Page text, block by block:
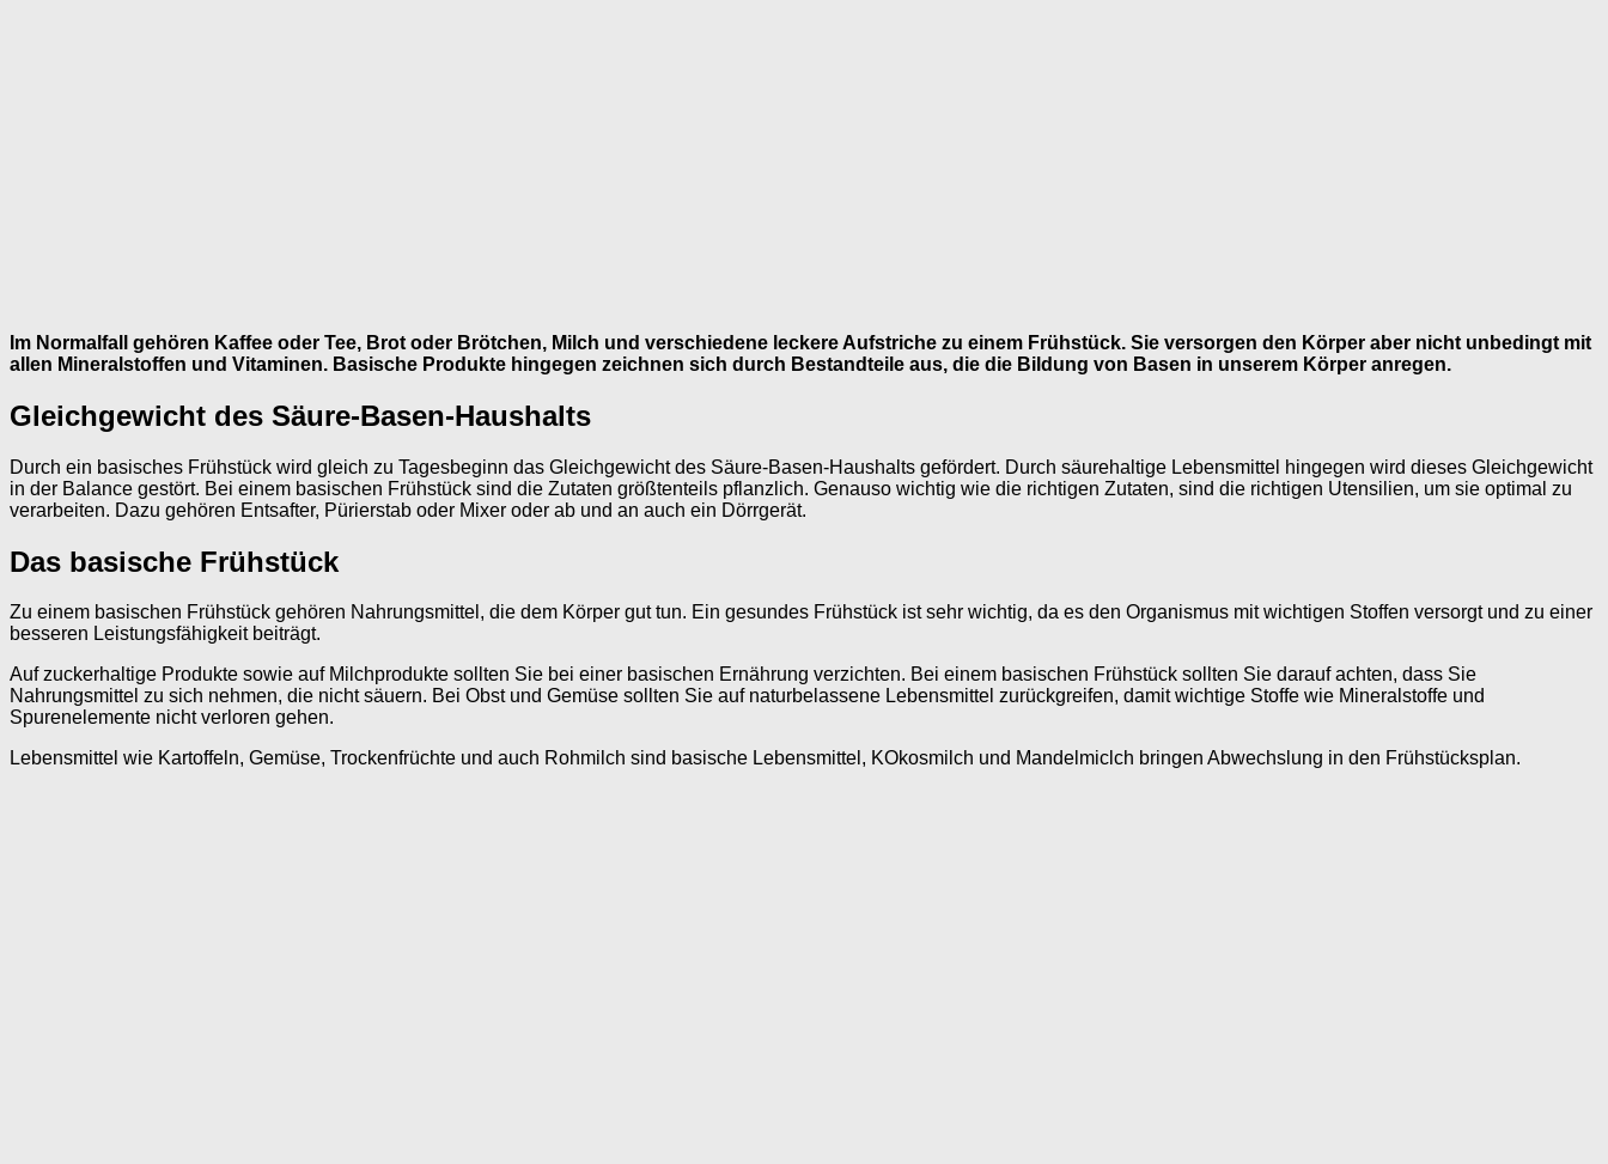
Im Normalfall gehören Kaffee oder Tee, Brot oder Brötchen, Milch und verschiedene leckere Aufstriche zu einem Frühstück. Sie versorgen den Körper aber nicht unbedingt mit
allen Mineralstoffen und Vitaminen. Basische Produkte hingegen zeichnen sich durch Bestandteile aus, die die Bildung von Basen in unserem Körper anregen.
Gleichgewicht des Säure-Basen-Haushalts
Durch ein basisches Frühstück wird gleich zu Tagesbeginn das Gleichgewicht des Säure-Basen-Haushalts gefördert. Durch säurehaltige Lebensmittel hingegen wird dieses Gleichgewicht
in der Balance gestört. Bei einem basischen Frühstück sind die Zutaten größtenteils pflanzlich. Genauso wichtig wie die richtigen Zutaten, sind die richtigen Utensilien, um sie optimal zu
verarbeiten. Dazu gehören Entsafter, Pürierstab oder Mixer oder ab und an auch ein Dörrgerät.
Das basische Frühstück
Zu einem basischen Frühstück gehören Nahrungsmittel, die dem Körper gut tun. Ein gesundes Frühstück ist sehr wichtig, da es den Organismus mit wichtigen Stoffen versorgt und zu einer
besseren Leistungsfähigkeit beiträgt.
Auf zuckerhaltige Produkte sowie auf Milchprodukte sollten Sie bei einer basischen Ernährung verzichten. Bei einem basischen Frühstück sollten Sie darauf achten, dass Sie
Nahrungsmittel zu sich nehmen, die nicht säuern. Bei Obst und Gemüse sollten Sie auf naturbelassene Lebensmittel zurückgreifen, damit wichtige Stoffe wie Mineralstoffe und
Spurenelemente nicht verloren gehen.
Lebensmittel wie Kartoffeln, Gemüse, Trockenfrüchte und auch Rohmilch sind basische Lebensmittel, KOkosmilch und Mandelmiclch bringen Abwechslung in den Frühstücksplan.